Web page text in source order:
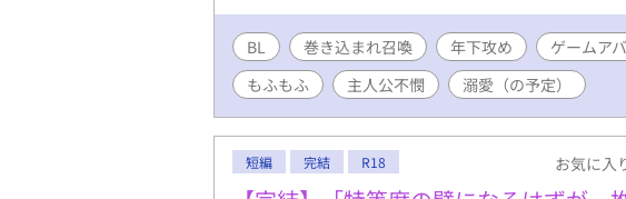
BL 巻き込まれ召喚 年下攻め ゲームア
もふもふ
主人公不憫 溺愛（の予定）
短編 完結 R18 お気に入